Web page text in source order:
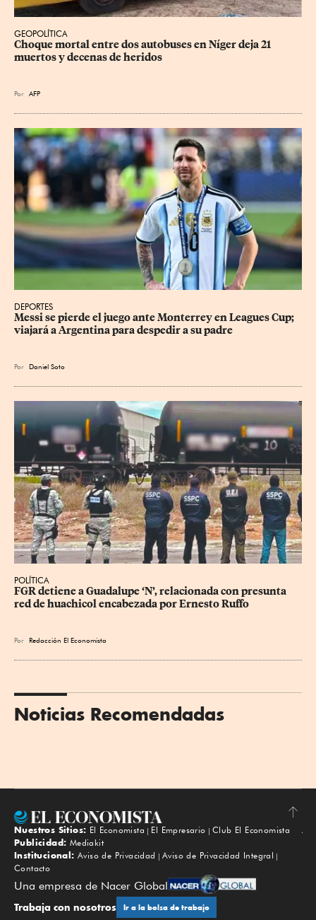
GEOPOLÍTICA
Choque mortal entre dos autobuses en Níger deja 21
muertos y decenas de heridos
Por AFP
DEPORTES
Messi se pierde el juego ante Monterrey en Leagues Cup;
viajará a Argentina para despedir a su padre
Por Daniel Soto
POLÍTICA
FGR detiene a Guadalupe ‘N’, relacionada con presunta
red de huachicol encabezada por Ernesto Ruffo
Por Redacción El Economista
Noticias Recomendadas
Subir
Nuestros Sitios: El Economista El Empresario
Club El Economista
Publicidad: Mediakit
Institucional: Aviso de Privacidad
Aviso de Privacidad Integral
Contacto
Una empresa de Nacer Global
Trabaja con nosotros Ir a la bolsa de trabajo